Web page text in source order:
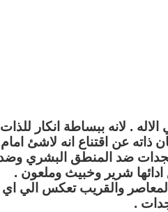
. لانه ببساطة انكار للذات
ذاته عن اقتناع انه لاشئ امام
ضد المنطق البشري
ادائها شرير وخبيث وملعون .
المعاصر والقريب تعكس الي اي
.